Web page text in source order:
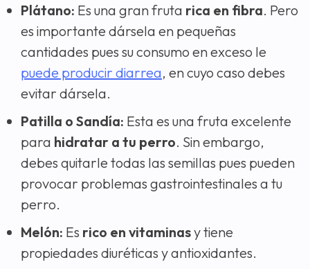
Plátano: Es una gran fruta rica en fibra. Pero
es importante dársela en pequeñas
cantidades pues su consumo en exceso le
puede producir diarrea, en cuyo caso debes
evitar dársela.
Patilla o Sandía: Esta es una fruta excelente
para hidratar a tu perro. Sin embargo,
debes quitarle todas las semillas pues pueden
provocar problemas gastrointestinales a tu
perro.
Melón: Es rico en vitaminasy tiene
propiedades diuréticas y antioxidantes.